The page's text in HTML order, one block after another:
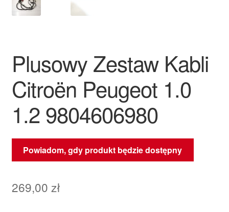
Zasady i warunki
Plusowy Zestaw Kabli
Citroën Peugeot 1.0
1.2 9804606980
Powiadom, gdy produkt będzie dostępny
269,00 zł